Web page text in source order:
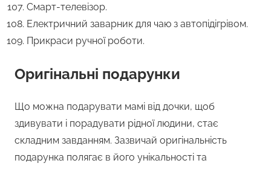
Смарт-телевізор.
Електричний заварник для чаю з автопідігрівом.
Прикраси ручної роботи.
Оригінальні подарунки
Що можна подарувати мамі від дочки, щоб
здивувати і порадувати рідної людини, стає
складним завданням. Зазвичай оригінальність
подарунка полягає в його унікальності та